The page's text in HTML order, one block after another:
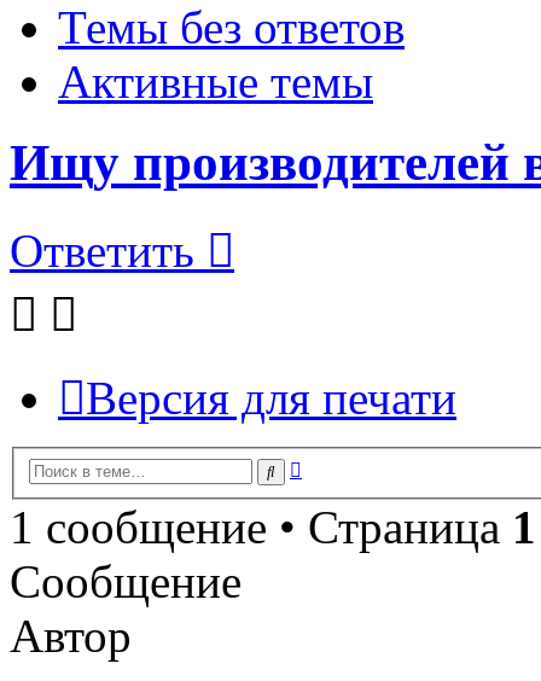
Темы без ответов
Активные темы
Ищу производителей
Ответить
Версия для печати
Поиск
1 сообщение • Страница 1
Сообщение
Автор